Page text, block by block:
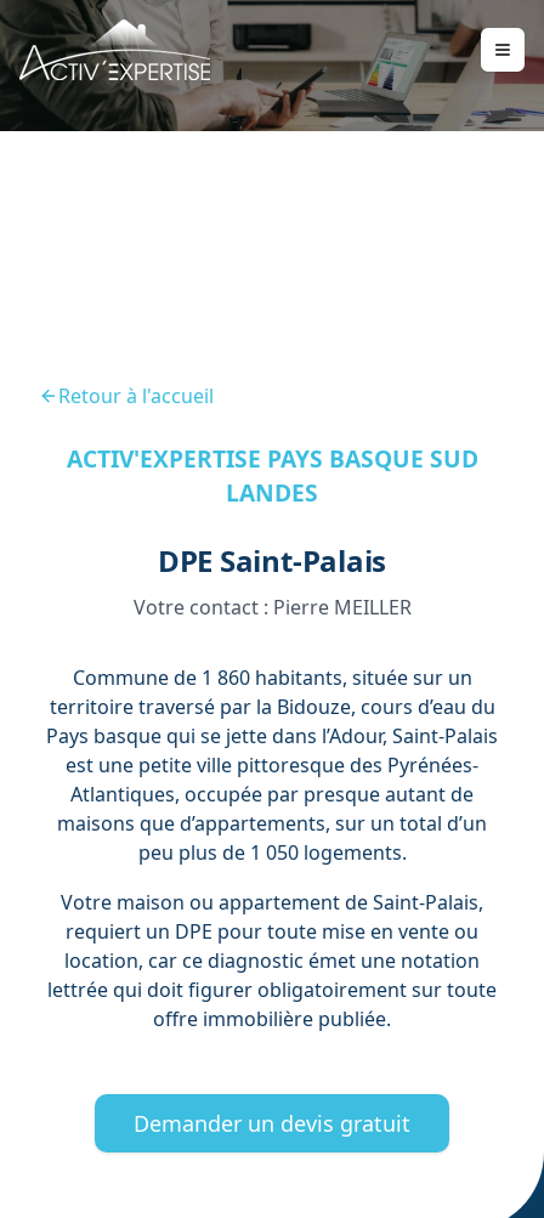
Retour à l'accueil
ACTIV'EXPERTISE PAYS BASQUE SUD
LANDES
DPE Saint-Palais
Votre contact : Pierre MEILLER
Commune de 1 860 habitants, située sur un
territoire traversé par la Bidouze, cours d’eau du
Pays basque qui se jette dans l’Adour, Saint-Palais
est une petite ville pittoresque des Pyrénées-
Atlantiques, occupée par presque autant de
maisons que d’appartements, sur un total d’un
peu plus de 1 050 logements.
Votre maison ou appartement de Saint-Palais,
requiert un DPE pour toute mise en vente ou
location, car ce diagnostic émet une notation
lettrée qui doit figurer obligatoirement sur toute
offre immobilière publiée.
Demander un devis gratuit